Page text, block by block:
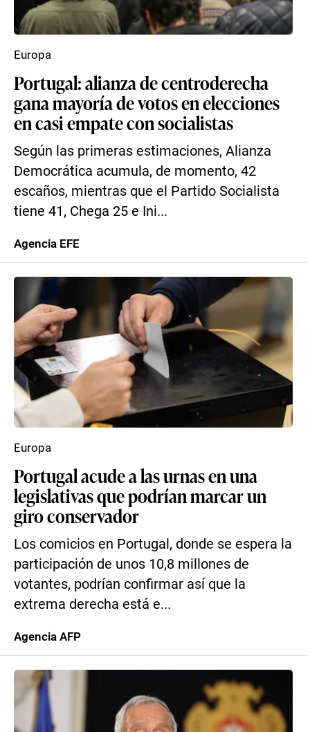
Portugal: alianza de centroderecha
gana mayoría de votos en elecciones
en casi empate con socialistas
Según las primeras estimaciones, Alianza
Democrática acumula, de momento, 42
escaños, mientras que el Partido Socialista
tiene 41, Chega 25 e Ini...
Europa
Agencia EFE
Portugal acude a las urnas en una
legislativas que podrían marcar un
giro conservador
Los comicios en Portugal, donde se espera la
participación de unos 10,8 millones de
votantes, podrían confirmar así que la
extrema derecha está e...
Europa
Agencia AFP